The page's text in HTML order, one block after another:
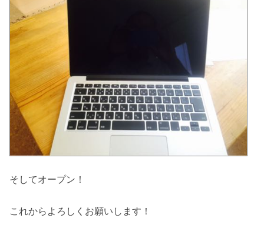
そしてオープン！
これからよろしくお願いします！